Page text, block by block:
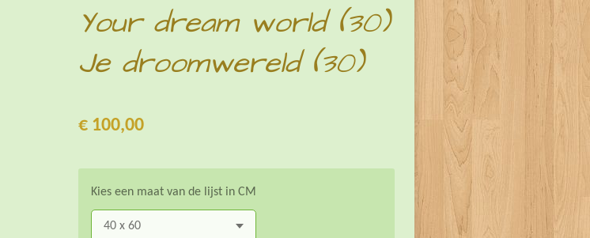
Your dream world (30)
Je droomwereld (30)
€ 100,00
Kies een maat van de lijst in CM